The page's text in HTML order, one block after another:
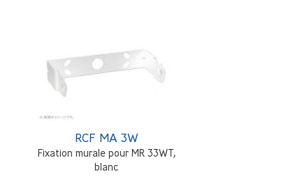
RCF MA 3W
Fixation murale pour MR 33WT,
blanc